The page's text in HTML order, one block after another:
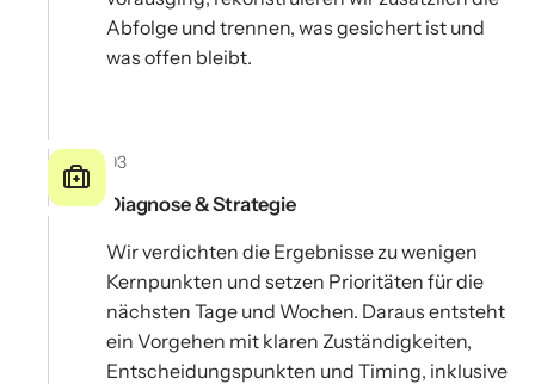
Abfolge und trennen, was gesichert ist und
was offen bleibt.
03
Diagnose & Strategie
Wir verdichten die Ergebnisse zu wenigen
Kernpunkten und setzen Prioritäten für die
nächsten Tage und Wochen. Daraus entsteht
ein Vorgehen mit klaren Zuständigkeiten,
Entscheidungspunkten und Timing, inklusive